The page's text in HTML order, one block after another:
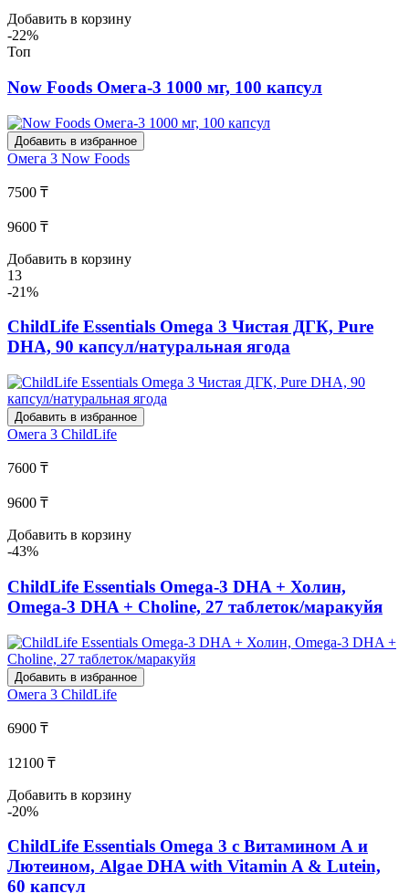
Добавить в корзину
-22%
Топ
Now Foods Омега-3 1000 мг, 100 капсул
Добавить в избранное
Омега 3 Now Foods
7500 ₸
9600 ₸
Добавить в корзину
13
-21%
ChildLife Essentials Omega 3 Чистая ДГК, Pure
DHA, 90 капсул/натуральная ягода
Добавить в избранное
Омега 3 ChildLife
7600 ₸
9600 ₸
Добавить в корзину
-43%
ChildLife Essentials Omega-3 DHA + Холин,
Omega-3 DHA + Choline, 27 таблеток/маракуйя
Добавить в избранное
Омега 3 ChildLife
6900 ₸
12100 ₸
Добавить в корзину
-20%
ChildLife Essentials Omega 3 с Витамином А и
Лютеином, Algae DHA with Vitamin A & Lutein,
60 капсул